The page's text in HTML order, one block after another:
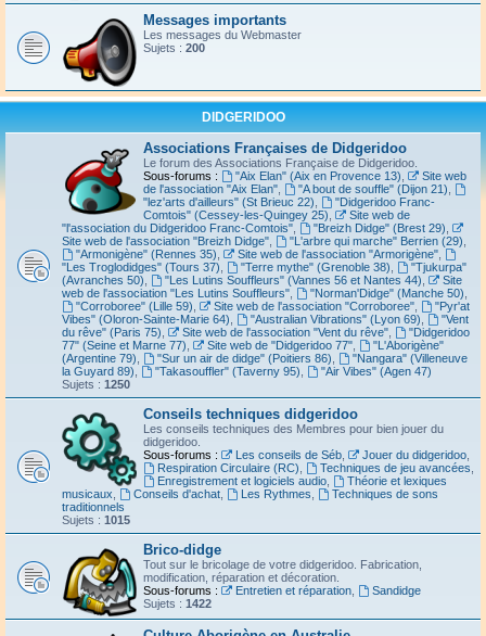
Messages importants
Les messages du Webmaster
Sujets : 200
DIDGERIDOO
Associations Françaises de Didgeridoo
Le forum des Associations Française de Didgeridoo.
Sous-forums :
"Aix Elan" (Aix en Provence 13)
Site web
de l'association "Aix Elan"
"A bout de souffle" (Dijon 21)
"lez'arts d'ailleurs" (St Brieuc 22)
"Didgeridoo Franc-
Comtois" (Cessey-les-Quingey 25)
Site web de
"l'association du Didgeridoo Franc-Comtois"
"Breizh Didge" (Brest 29)
Site web de l'association "Breizh Didge"
"L'arbre qui marche" Berrien (29)
"Armonigène" (Rennes 35)
Site web de l'association "Armorigène",
"Les Troglodidges" (Tours 37)
"Terre mythe" (Grenoble 38)
"Tjukurpa"
(Avranches 50)
"Les Lutins Souffleurs" (Vannes 56 et Nantes 44)
Site
web de l'association "Les Lutins Souffleurs"
"Norman'Didge" (Manche 50)
"Corroboree" (Lille 59)
Site web de l'association "Corroboree",
"Pyr'at
Vibes" (Oloron-Sainte-Marie 64)
"Australian Vibrations" (Lyon 69)
"Vent
du rêve" (Paris 75)
Site web de l'association "Vent du rêve",
"Didgeridoo
77" (Seine et Marne 77)
Site web de "Didgeridoo 77",
"L'Aborigène"
(Argentine 79)
"Sur un air de didge" (Poitiers 86)
"Nangara" (Villeneuve
la Guyard 89)
"Takasouffler" (Taverny 95)
"Air Vibes" (Agen 47)
Sujets : 1250
Conseils techniques didgeridoo
Les conseils techniques des Membres pour bien jouer du
didgeridoo.
Sous-forums :
Les conseils de Séb, Jouer du didgeridoo,
Respiration Circulaire (RC)
Techniques de jeu avancées
Enregistrement et logiciels audio,
Théorie et lexiques
musicaux
Conseils d'achat, Les Rythmes
Techniques de sons
traditionnels
Sujets : 1015
Brico-didge
Tout sur le bricolage de votre didgeridoo. Fabrication,
modification, réparation et décoration.
Sous-forums :
Entretien et réparation,
Sandidge
Sujets : 1422